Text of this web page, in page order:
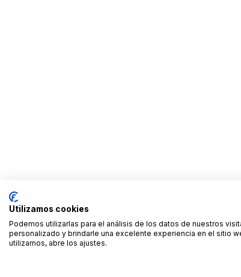
Utilizamos cookies
Podemos utilizarlas para el análisis de los datos de nuestros
personalizado y brindarle una excelente experiencia en el sitio
utilizamos, abre los ajustes.